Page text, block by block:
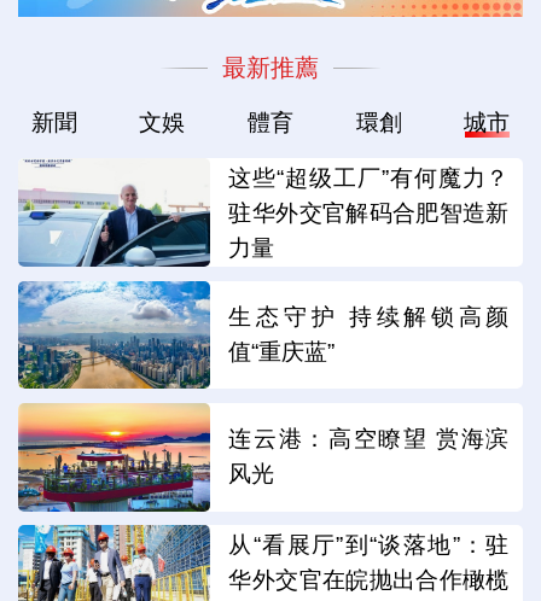
最新推薦
新聞 文娛 體育 環創 城市
这些“超级工厂”有何魔力？
驻华外交官解码合肥智造新
力量
生态守护 持续解锁高颜
值“重庆蓝”
连云港：高空瞭望 赏海滨
风光
从“看展厅”到“谈落地”：驻
华外交官在皖抛出合作橄榄